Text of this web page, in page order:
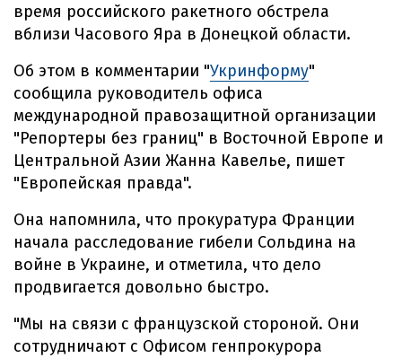
время российского ракетного обстрела
вблизи Часового Яра в Донецкой области.
Об этом в комментарии "Укринформу"
сообщила руководитель офиса
международной правозащитной организации
"Репортеры без границ" в Восточной Европе и
Центральной Азии Жанна Кавелье, пишет
"Европейская правда".
Она напомнила, что прокуратура Франции
начала расследование гибели Сольдина на
войне в Украине, и отметила, что дело
продвигается довольно быстро.
"Мы на связи с французской стороной. Они
сотрудничают с Офисом генпрокурора